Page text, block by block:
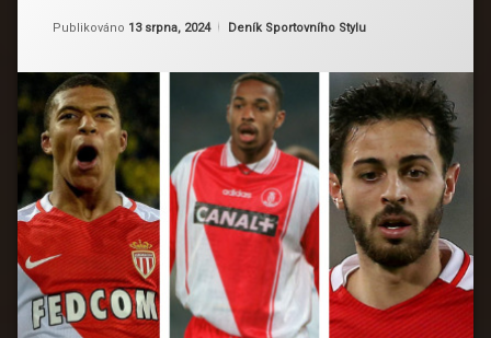
Publikováno 13 srpna, 2024
Aktualizováno 13 srpna, 2024
Od Ruby
Kategorie:
Deník Sportovního Stylu
Fotbalová
Fotbalová
Legenda
Fotbalové
Hvězdy
Fotbalové
Francouzský
Fotbal
hráči:
Henryho,
Mbappého
a
Falcaa